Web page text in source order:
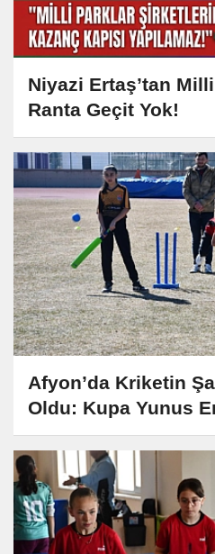
Niyazi Ertaş’tan Milli
Ranta Geçit Yok!
Afyon’da Kriketin
Oldu: Kupa Yunus